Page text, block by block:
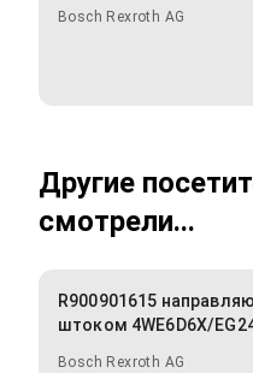
Bosch Rexroth AG
Другие
смотрели...
R900901615
штоком 4WE6D6X/
Bosch Rexroth AG